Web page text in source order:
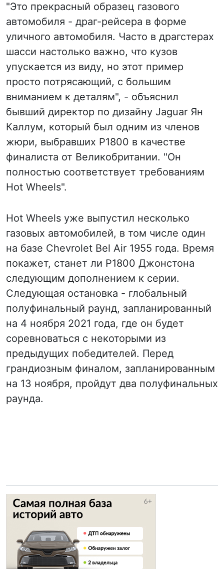
"Это прекрасный образец газового
автомобиля - драг-рейсера в форме
уличного автомобиля. Часто в драгстерах
шасси настолько важно, что кузов
упускается из виду, но этот пример
просто потрясающий, с большим
вниманием к деталям", - объяснил
бывший директор по дизайну Jaguar Ян
Каллум, который был одним из членов
жюри, выбравших P1800 в качестве
финалиста от Великобритании. "Он
полностью соответствует требованиям
Hot Wheels".
Hot Wheels уже выпустил несколько
газовых автомобилей, в том числе один
на базе Chevrolet Bel Air 1955 года. Время
покажет, станет ли P1800 Джонстона
следующим дополнением к серии.
Следующая остановка - глобальный
полуфинальный раунд, запланированный
на 4 ноября 2021 года, где он будет
соревноваться с некоторыми из
предыдущих победителей. Перед
грандиозным финалом, запланированным
на 13 ноября, пройдут два полуфинальных
раунда.